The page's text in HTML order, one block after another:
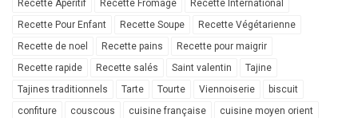
Recette Apéritif
Recette Fromage
Recette International
Recette Pour Enfant
Recette Soupe
Recette Végétarienne
Recette de noel
Recette pains
Recette pour maigrir
Recette rapide
Recette salés Saint valentin
Tajine
Tajines traditionnels
Tarte Tourte Viennoiserie
biscuit
confiture
couscous cuisine française cuisine moyen orient